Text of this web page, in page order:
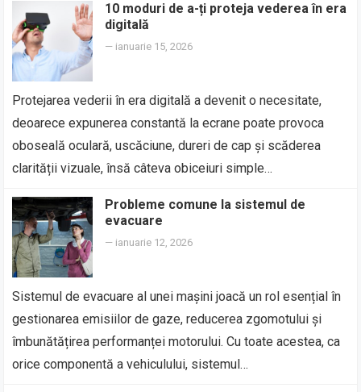
10 moduri de a-ți proteja vederea în era
digitală
— ianuarie 15, 2026
Protejarea vederii în era digitală a devenit o necesitate,
deoarece expunerea constantă la ecrane poate provoca
oboseală oculară, uscăciune, dureri de cap și scăderea
clarității vizuale, însă câteva obiceiuri simple…
Probleme comune la sistemul de
evacuare
— ianuarie 12, 2026
Sistemul de evacuare al unei mașini joacă un rol esențial în
gestionarea emisiilor de gaze, reducerea zgomotului și
îmbunătățirea performanței motorului. Cu toate acestea, ca
orice componentă a vehiculului, sistemul…